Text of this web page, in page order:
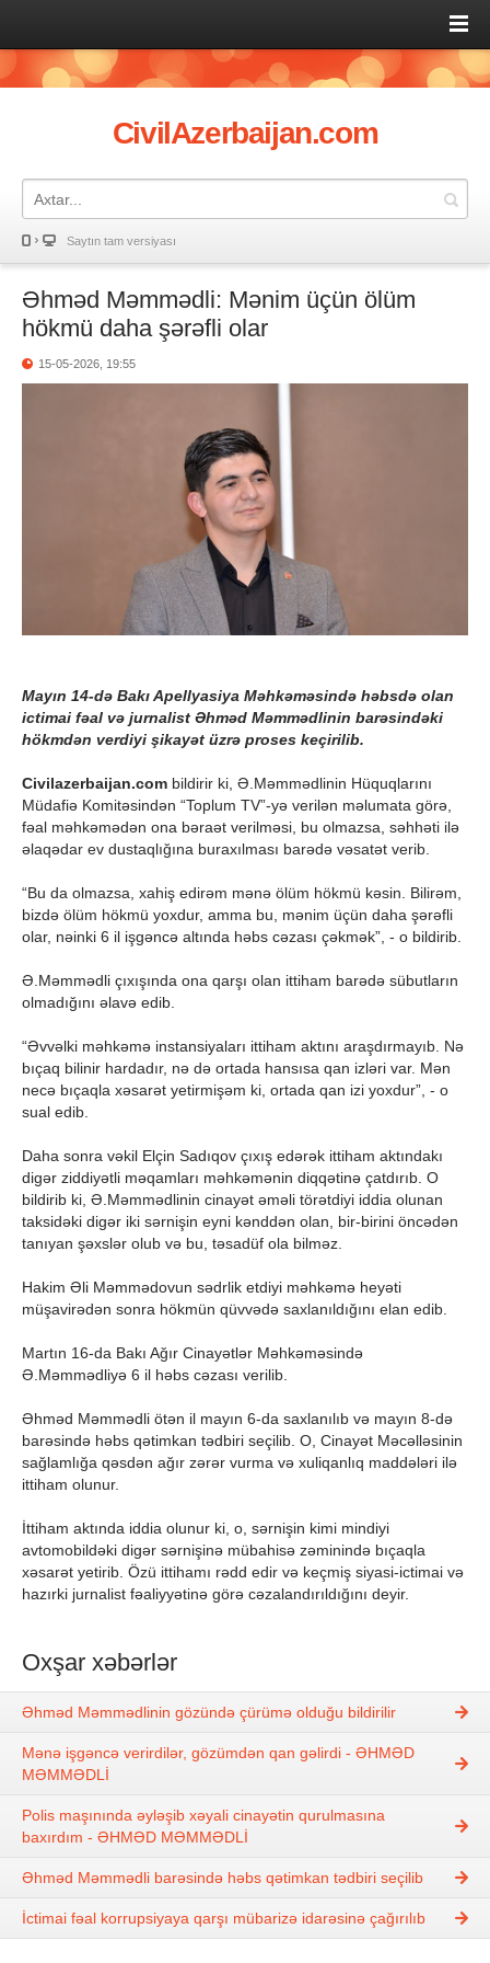
CivilAzerbaijan.com
Saytın tam versiyası
Əhməd Məmmədli: Mənim üçün ölüm
hökmü daha şərəfli olar
15-05-2026, 19:55
Mayın 14-də Bakı Apellyasiya Məhkəməsində həbsdə olan
ictimai fəal və jurnalist Əhməd Məmmədlinin barəsindəki
hökmdən verdiyi şikayət üzrə proses keçirilib.
Civilazerbaijan.com bildirir ki, Ə.Məmmədlinin Hüquqlarını
Müdafiə Komitəsindən “Toplum TV”-yə verilən məlumata görə,
fəal məhkəmədən ona bəraət verilməsi, bu olmazsa, səhhəti ilə
əlaqədar ev dustaqlığına buraxılması barədə vəsatət verib.
“Bu da olmazsa, xahiş edirəm mənə ölüm hökmü kəsin. Bilirəm,
bizdə ölüm hökmü yoxdur, amma bu, mənim üçün daha şərəfli
olar, nəinki 6 il işgəncə altında həbs cəzası çəkmək”, - o bildirib.
Ə.Məmmədli çıxışında ona qarşı olan ittiham barədə sübutların
olmadığını əlavə edib.
“Əvvəlki məhkəmə instansiyaları ittiham aktını araşdırmayıb. Nə
bıçaq bilinir hardadır, nə də ortada hansısa qan izləri var. Mən
necə bıçaqla xəsarət yetirmişəm ki, ortada qan izi yoxdur”, - o
sual edib.
Daha sonra vəkil Elçin Sadıqov çıxış edərək ittiham aktındakı
digər ziddiyətli məqamları məhkəmənin diqqətinə çatdırıb. O
bildirib ki, Ə.Məmmədlinin cinayət əməli törətdiyi iddia olunan
taksidəki digər iki sərnişin eyni kənddən olan, bir-birini öncədən
tanıyan şəxslər olub və bu, təsadüf ola bilməz.
Hakim Əli Məmmədovun sədrlik etdiyi məhkəmə heyəti
müşavirədən sonra hökmün qüvvədə saxlanıldığını elan edib.
Martın 16-da Bakı Ağır Cinayətlər Məhkəməsində
Ə.Məmmədliyə 6 il həbs cəzası verilib.
Əhməd Məmmədli ötən il mayın 6-da saxlanılıb və mayın 8-də
barəsində həbs qətimkan tədbiri seçilib. O, Cinayət Məcəlləsinin
sağlamlığa qəsdən ağır zərər vurma və xuliqanlıq maddələri ilə
ittiham olunur.
İttiham aktında iddia olunur ki, o, sərnişin kimi mindiyi
avtomobildəki digər sərnişinə mübahisə zəminində bıçaqla
xəsarət yetirib. Özü ittihamı rədd edir və keçmiş siyasi-ictimai və
hazırki jurnalist fəaliyyətinə görə cəzalandırıldığını deyir.
Oxşar xəbərlər
Əhməd Məmmədlinin gözündə çürümə olduğu bildirilir
Mənə işgəncə verirdilər, gözümdən qan gəlirdi - ƏHMƏD
MƏMMƏDLİ
Polis maşınında əyləşib xəyali cinayətin qurulmasına
baxırdım - ƏHMƏD MƏMMƏDLİ
Əhməd Məmmədli barəsində həbs qətimkan tədbiri seçilib
İctimai fəal korrupsiyaya qarşı mübarizə idarəsinə çağırılıb